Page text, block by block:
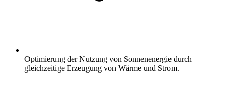
Optimierung der Nutzung von Sonnenenergie durch
gleichzeitige Erzeugung von Wärme und Strom.